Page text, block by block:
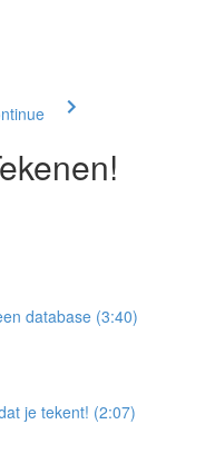
database (3:40)
je tekent! (2:07)